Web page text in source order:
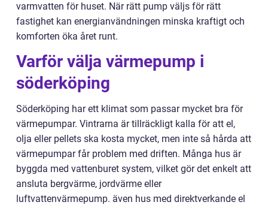
varmvatten för huset. När rätt pump väljs för rätt
fastighet kan energianvändningen minska kraftigt och
komforten öka året runt.
Varför välja värmepump i
söderköping
Söderköping har ett klimat som passar mycket bra för
värmepumpar. Vintrarna är tillräckligt kalla för att el,
olja eller pellets ska kosta mycket, men inte så hårda att
värmepumpar får problem med driften. Många hus är
byggda med vattenburet system, vilket gör det enkelt att
ansluta bergvärme, jordvärme eller
luftvattenvärmepump. även hus med direktverkande el